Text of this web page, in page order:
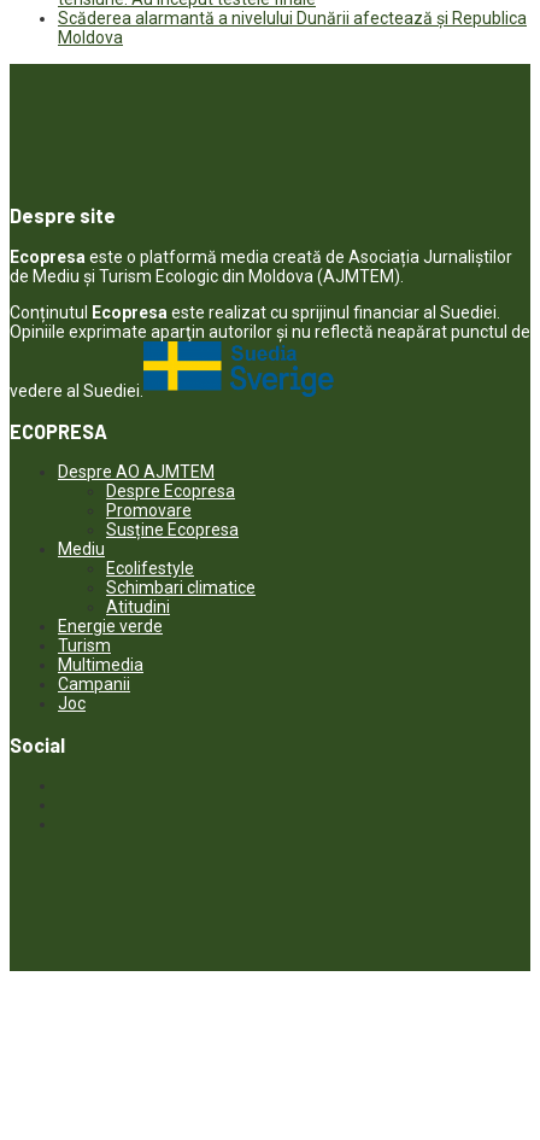
Scăderea alarmantă a nivelului Dunării afectează și Republica
Moldova
Despre site
Ecopresa este o platformă media creată de Asociația Jurnaliștilor
de Mediu și Turism Ecologic din Moldova (AJMTEM).
Conținutul Ecopresa este realizat cu sprijinul financiar al Suediei.
Opiniile exprimate aparţin autorilor şi nu reflectă neapărat punctul de
vedere al Suediei.
ECOPRESA
Despre AO AJMTEM
Despre Ecopresa
Promovare
Susține Ecopresa
Mediu
Ecolifestyle
Schimbari climatice
Atitudini
Energie verde
Turism
Multimedia
Campanii
Joc
Social